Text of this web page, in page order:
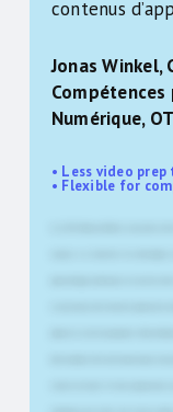
contenus
Jonas
Compétences
Numérique,
• Less video
• Flexible for